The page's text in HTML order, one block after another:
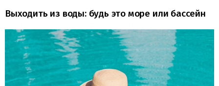
Выходить из воды: будь это море или бассейн